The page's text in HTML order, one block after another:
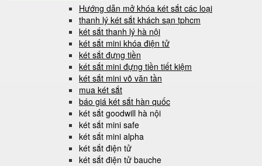
Hướng dẫn mở khóa két sắt các loại
thanh lý két sắt khách sạn tphcm
két sắt thanh lý hà nội
két sắt mini khóa điện tử
két sắt đựng tiền
két sắt mini đựng tiền tiết kiệm
két sắt mini võ văn tần
mua két sắt
báo giá két sắt hàn quốc
két sắt goodwill hà nội
két sắt mini safe
két sắt mini alpha
két sắt điện tử
két sắt điện tử bauche